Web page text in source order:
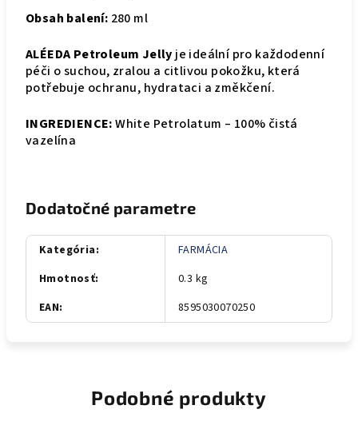
Obsah balení: 280 ml
ALÉEDA Petroleum Jelly je ideální pro každodenní
péči o suchou, zralou a citlivou pokožku, která
potřebuje ochranu, hydrataci a změkčení.
INGREDIENCE:White Petrolatum – 100% čistá
vazelína
Dodatočné parametre
Kategória:
FARMÁCIA
Hmotnosť:
0.3 kg
EAN: 8595030070250
Podobné produkty